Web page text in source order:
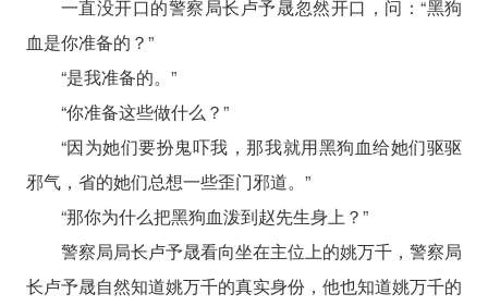
一直没开口的警察局长卢予晟忽然开口，问：“黑狗
血是你准备的？”
“是我准备的。”
“你准备这些做什么？”
“因为她们要扮鬼吓我，那我就用黑狗血给她们驱驱
邪气，省的她们总想一些歪门邪道。”
“那你为什么把黑狗血泼到赵先生身上？”
警察局局长卢予晟看向坐在主位上的姚万千，警察局
长卢予晟自然知道姚万千的真实身份，他也知道姚万千的